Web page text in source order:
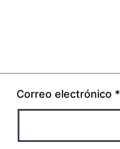
Correo electrónico *